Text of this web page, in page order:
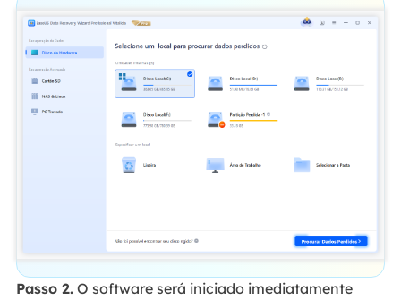
Passo 2.O software será iniciado imediatamente